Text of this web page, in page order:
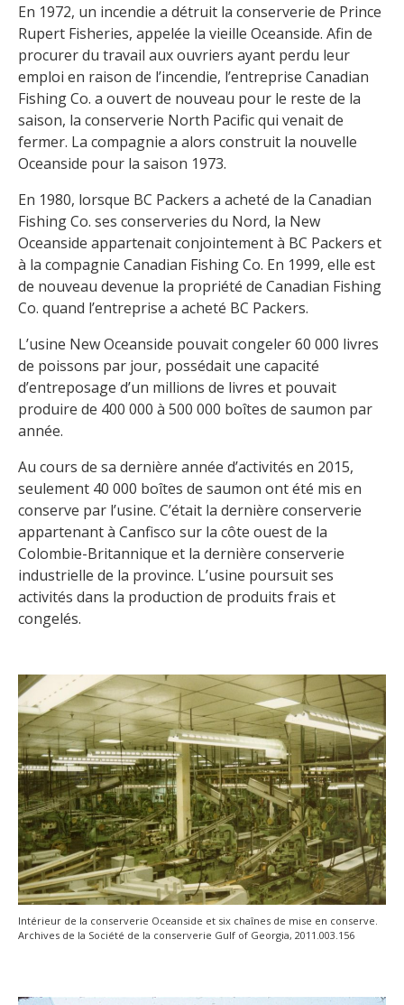
En 1972, un incendie a détruit la conserverie de Prince
Rupert Fisheries, appelée la vieille Oceanside. Afin de
procurer du travail aux ouvriers ayant perdu leur
emploi en raison de l’incendie, l’entreprise Canadian
Fishing Co. a ouvert de nouveau pour le reste de la
saison, la conserverie North Pacific qui venait de
fermer. La compagnie a alors construit la nouvelle
Oceanside pour la saison 1973.
En 1980, lorsque BC Packers a acheté de la Canadian
Fishing Co. ses conserveries du Nord, la New
Oceanside appartenait conjointement à BC Packers et
à la compagnie Canadian Fishing Co. En 1999, elle est
de nouveau devenue la propriété de Canadian Fishing
Co. quand l’entreprise a acheté BC Packers.
L’usine New Oceanside pouvait congeler 60 000 livres
de poissons par jour, possédait une capacité
d’entreposage d’un millions de livres et pouvait
produire de 400 000 à 500 000 boîtes de saumon par
année.
Au cours de sa dernière année d’activités en 2015,
seulement 40 000 boîtes de saumon ont été mis en
conserve par l’usine. C’était la dernière conserverie
appartenant à Canfisco sur la côte ouest de la
Colombie-Britannique et la dernière conserverie
industrielle de la province. L’usine poursuit ses
activités dans la production de produits frais et
congelés.
Intérieur de la conserverie Oceanside et six chaînes de mise en conserve.
Archives de la Société de la conserverie Gulf of Georgia, 2011.003.156